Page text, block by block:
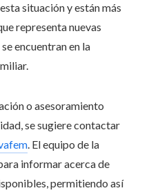
situación y están más
representa nuevas
encuentran en la
o asesoramiento
se sugiere contactar
. El equipo de la
informar acerca de
permitiendo así